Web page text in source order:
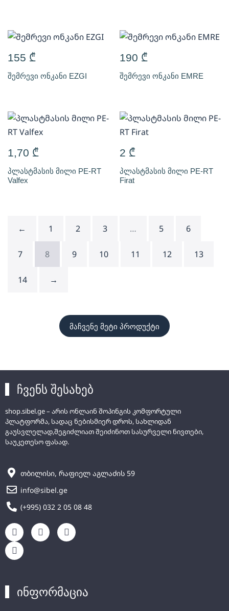
155 ₾
შემრევი ონკანი EZGI
190 ₾
შემრევი ონკანი EMRE
1,70 ₾
პლასტმასის მილი PE-RT
Valfex
2 ₾
პლასტმასის მილი PE-RT
Firat
← 1 2 3 … 5 6
7 8 9 10 11 12 13
14 →
მაჩვენე მეტი პროდუქტი
ჩვენს შესახებ
shop.sibel.ge – არის ონლაინ შოპინგის კომფორტული
პლატფორმა, სადაც ნებისმიერ დროს, სახლიდან
გაუსვლელად,შეგიძლიათ შეიძინოთ სასურველი ნივთები,
საუკეთესო ფასად.
თბილისი, რაფიელ აგლაძის 59
info@sibel.ge
(+995) 032 2 05 08 48
ინფორმაცია